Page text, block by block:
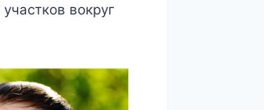
вокруг